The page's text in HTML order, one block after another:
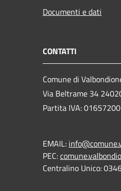
Documenti e dati
CONTATTI
Comune di
Via Beltrame 34
Partita IVA:
EMAIL:
PEC:
Centralino Unico: